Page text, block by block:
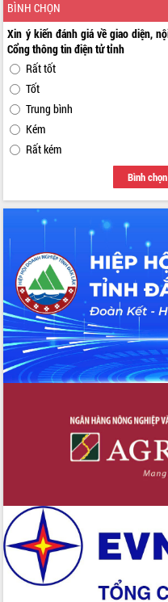
BÌNH CHỌN
Xin ý kiến đánh giá về giao diện,
Cổng thông tin điện tử tỉnh
Rất tốt
Tốt
Trung bình
Kém
Rất kém
Bình chọn